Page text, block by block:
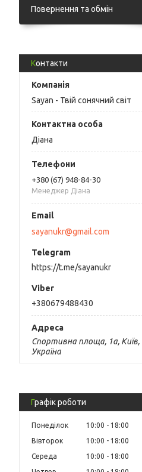
Повернення та обмін
Контакти
Sayan - Твій сонячний світ
Діана
+380 (67) 948-84-30
Менеджер Діана
sayanukr@gmail.com
https://t.me/sayanukr
+380679488430
Спортивна площа, 1а, Київ,
Україна
Графік роботи
Понеділок 10:00
18:00
Вівторок
10:00
18:00
Середа
10:00
18:00